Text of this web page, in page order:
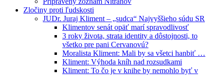
Zločiny proti ľudskosti
JUDr. Juraj Kliment – „sudca“ Najvyššieho súdu SR
Klimentov senát opäť marí spravodlivosť
3 roky života, strata identity a dôstojnosti, to
všetko pre pani Cervanovú?
Moralista Kliment: Mali by sa všetci hanbiť …
Kliment: Výhoda kníh nad rozsudkami
Kliment: To čo je v knihe by nemohlo byť v